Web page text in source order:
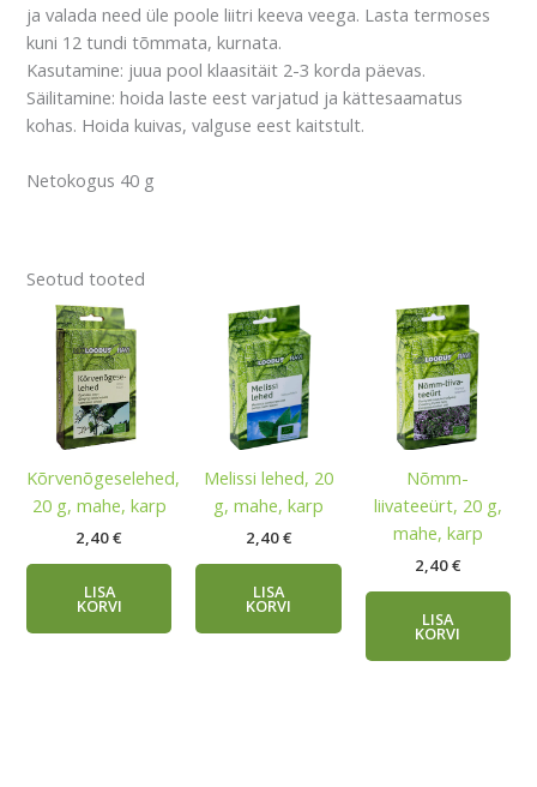
ja valada need üle poole liitri keeva veega. Lasta termoses
kuni 12 tundi tõmmata, kurnata.
Kasutamine: juua pool klaasitäit 2-3 korda päevas.
Säilitamine: hoida laste eest varjatud ja kättesaamatus
kohas. Hoida kuivas, valguse eest kaitstult.
Netokogus 40 g
Seotud tooted
Kõrvenõgeselehed,
20 g, mahe, karp
2,40€
LISA
KORVI
Melissi lehed, 20
g, mahe, karp
2,40€
LISA
KORVI
Nõmm-
liivateeürt, 20 g,
mahe, karp
2,40€
LISA
KORVI